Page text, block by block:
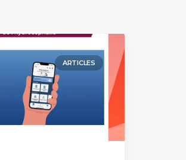
ARTICLES